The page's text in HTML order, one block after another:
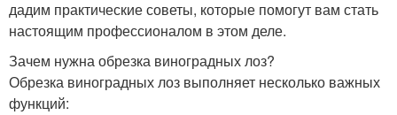
дадим практические советы, которые помогут вам стать
настоящим профессионалом в этом деле.
Зачем нужна обрезка виноградных лоз?
Обрезка виноградных лоз выполняет несколько важных
функций: